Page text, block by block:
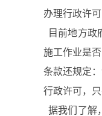
办理行政许
目前地方政
施工作业是
条款还规定
行政许可，
据我们了解